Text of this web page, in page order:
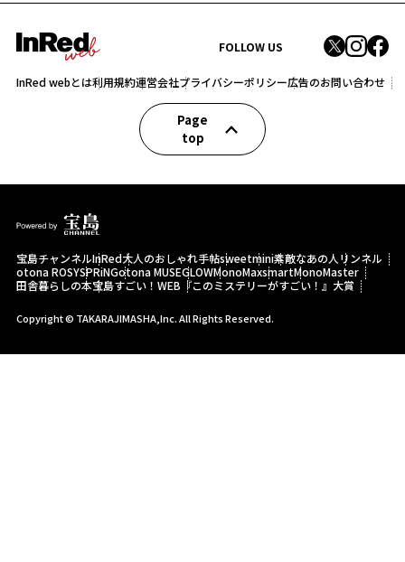
FOLLOW US
InRed webとは利用規約運営会社プライバシーポリシー広告のお問い合わせ
Page
top
宝島チャンネルInRed大人のおしゃれ手帖sweetmini素敵なあの人 リンネル
otona ROSYSPRiNGotona MUSEGLOWMonoMaxsmartMonoMaster
田舎暮らしの本宝島すごい！WEB 『このミステリーがすごい！』大賞
Copyright © TAKARAJIMASHA,Inc. All Rights Reserved.